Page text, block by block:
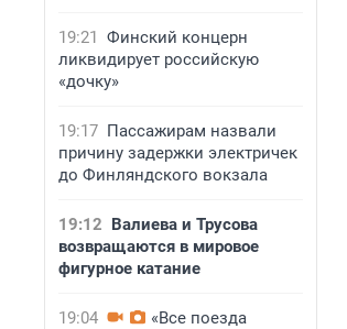
19:21 Финский концерн
ликвидирует российскую
«дочку»
19:17 Пассажирам назвали
причину задержки электричек
до Финляндского вокзала
19:12 Валиева и Трусова
возвращаются в мировое
фигурное катание
19:04
«Все поезда